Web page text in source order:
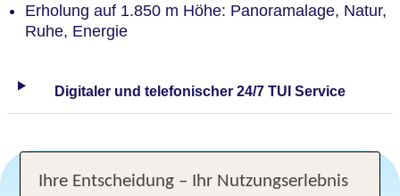
Erholung auf 1.850 m Höhe: Panoramalage, Natur,
Ruhe, Energie
Digitaler und telefonischer 24/7 TUI Service
Ihre Entscheidung – Ihr Nutzungserlebnis